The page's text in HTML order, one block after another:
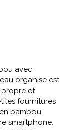
avec
organisé est
et
fournitures
bambou
smartphone.